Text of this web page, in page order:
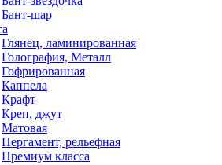
Бант-шар
Глянец, ламинированная
Голография, Металл
Гофрированная
Каппела
Крафт
Креп, джут
Матовая
Пергамент, рельефная
Премиум класса